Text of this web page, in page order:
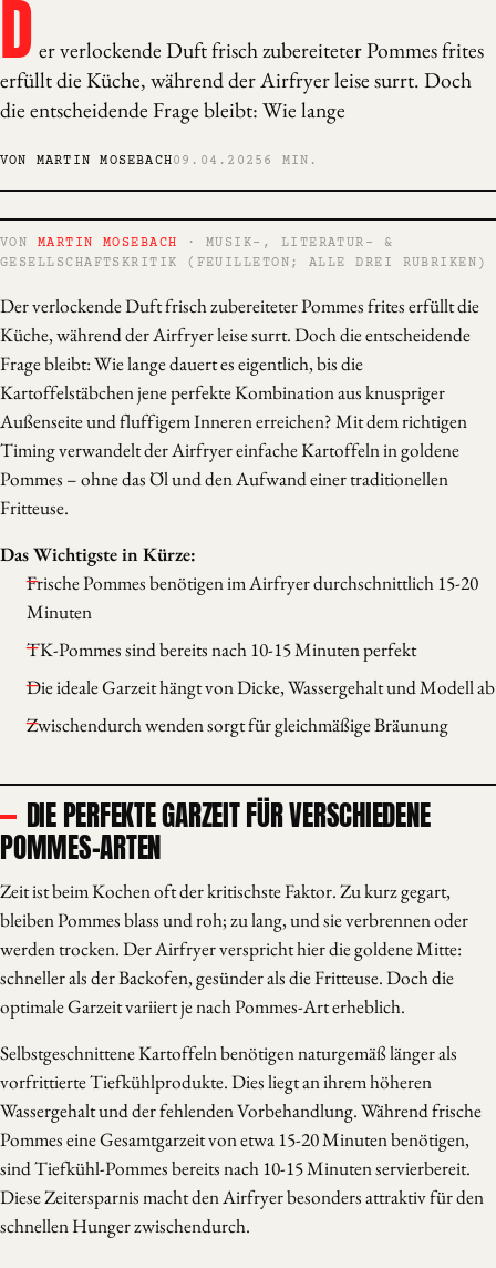
D er verlockende Duft frisch zubereiteter Pommes frites
erfüllt die Küche, während der Airfryer leise surrt. Doch
die entscheidende Frage bleibt: Wie lange
VON MARTIN MOSEBACH09.04.2025 6 MIN.
VON MARTIN MOSEBACH
· MUSIK-, LITERATUR- &
GESELLSCHAFTSKRITIK (FEUILLETON; ALLE DREI RUBRIKEN)
Der verlockende Duft frisch zubereiteter Pommes frites erfüllt die
Küche, während der Airfryer leise surrt. Doch die entscheidende
Frage bleibt: Wie lange dauert es eigentlich, bis die
Kartoffelstäbchen jene perfekte Kombination aus knuspriger
Außenseite und fluffigem Inneren erreichen? Mit dem richtigen
Timing verwandelt der Airfryer einfache Kartoffeln in goldene
Pommes – ohne das Öl und den Aufwand einer traditionellen
Fritteuse.
Das Wichtigste in Kürze:
Frische Pommes benötigen im Airfryer durchschnittlich 15-20
Minuten
TK-Pommes sind bereits nach 10-15 Minuten perfekt
Die ideale Garzeit hängt von Dicke, Wassergehalt und Modell ab
Zwischendurch wenden sorgt für gleichmäßige Bräunung
DIE PERFEKTE GARZEIT FÜR VERSCHIEDENE
POMMES-ARTEN
Zeit ist beim Kochen oft der kritischste Faktor. Zu kurz gegart,
bleiben Pommes blass und roh; zu lang, und sie verbrennen oder
werden trocken. Der Airfryer verspricht hier die goldene Mitte:
schneller als der Backofen, gesünder als die Fritteuse. Doch die
optimale Garzeit variiert je nach Pommes-Art erheblich.
Selbstgeschnittene Kartoffeln benötigen naturgemäß länger als
vorfrittierte Tiefkühlprodukte. Dies liegt an ihrem höheren
Wassergehalt und der fehlenden Vorbehandlung. Während frische
Pommes eine Gesamtgarzeit von etwa 15-20 Minuten benötigen,
sind Tiefkühl-Pommes bereits nach 10-15 Minuten servierbereit.
Diese Zeitersparnis macht den Airfryer besonders attraktiv für den
schnellen Hunger zwischendurch.